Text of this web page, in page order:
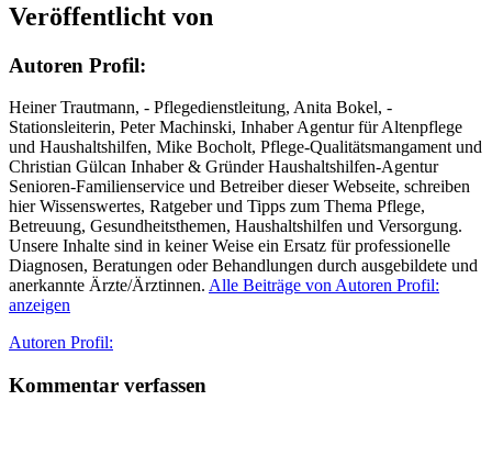
Veröffentlicht von
Autoren Profil:
Heiner Trautmann, - Pflegedienstleitung, Anita Bokel, -
Stationsleiterin, Peter Machinski, Inhaber Agentur für Altenpflege
und Haushaltshilfen, Mike Bocholt, Pflege-Qualitätsmangament und
Christian Gülcan Inhaber & Gründer Haushaltshilfen-Agentur
Senioren-Familienservice und Betreiber dieser Webseite, schreiben
hier Wissenswertes, Ratgeber und Tipps zum Thema Pflege,
Betreuung, Gesundheitsthemen, Haushaltshilfen und Versorgung.
Unsere Inhalte sind in keiner Weise ein Ersatz für professionelle
Diagnosen, Beratungen oder Behandlungen durch ausgebildete und
anerkannte Ärzte/Ärztinnen. Alle Beiträge von Autoren Profil:
anzeigen
Autor
Autoren Profil:
Kommentar verfassen